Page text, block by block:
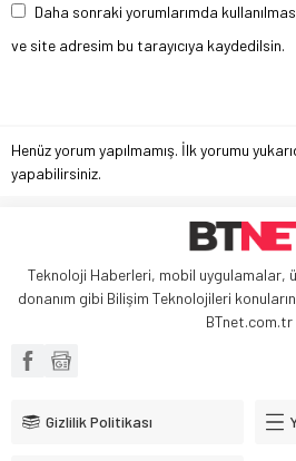
Daha sonraki yorumlarımda
ve site adresim bu tarayıcıya kaydedilsin.
Henüz yorum yapılmamış. İlk yorumu
yapabilirsiniz.
Teknoloji Haberleri, mobil uygulamalar,
donanım gibi Bilişim Teknolojileri
BTnet.com.tr
Gizlilik Politikası